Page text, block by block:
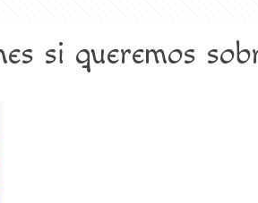
si queremos